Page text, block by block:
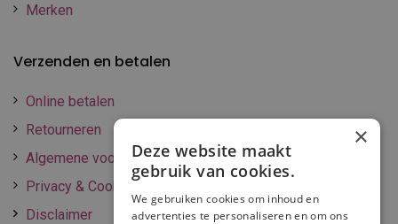
Merken
Verzenden en betalen
Online betalen
Retourneren
Algemene voorwaarden
Privacy & Cookie policy
Disclaimer
×
Deze website maakt
gebruik van cookies.
We gebruiken cookies om inhoud en
advertenties te personaliseren en om ons